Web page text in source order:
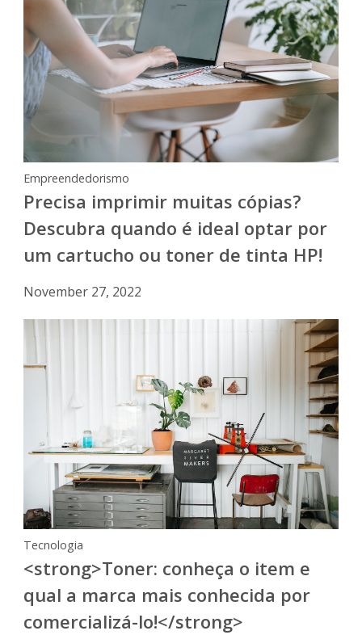
Empreendedorismo
Precisa imprimir muitas cópias?
Descubra quando é ideal optar por
um cartucho ou toner de tinta HP!
November 27, 2022
Tecnologia
<strong>Toner: conheça o item e
qual a marca mais conhecida por
comercializá-lo!</strong>